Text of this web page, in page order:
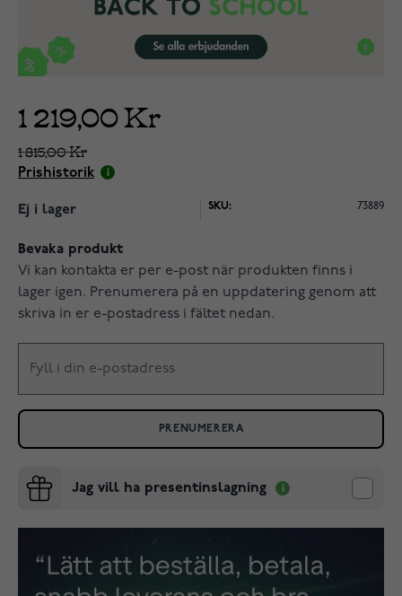
1 219,00 Kr
1 815,00 Kr
Prishistorik
Ej i lager SKU: 73889
Bevaka produkt
Vi kan kontakta er per e-post när produkten finns i
lager igen. Prenumerera på en uppdatering genom att
skriva in er e-postadress i fältet nedan.
PRENUMERERA
Jag vill ha presentinslagning